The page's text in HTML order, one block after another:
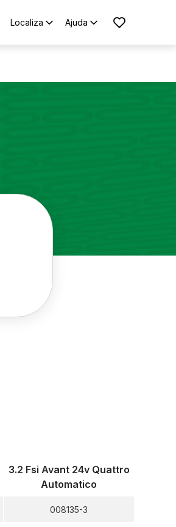
Localiza Ajuda
3.2 Fsi Avant 24v Quattro
Automatico
008135-3